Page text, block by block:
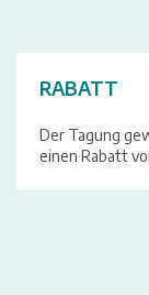
RABATT
Der Tagung
einen Rabatt